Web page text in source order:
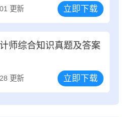
更新 立即下载
师综合知识真题及答案
更新 立即下载